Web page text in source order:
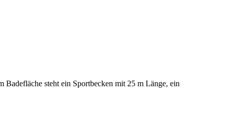
steht ein Sportbecken mit 25 m Länge, ein